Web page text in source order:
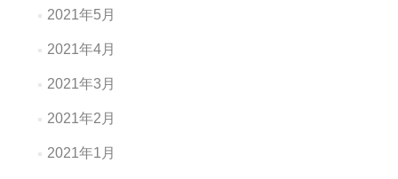
2021年5月
2021年4月
2021年3月
2021年2月
2021年1月